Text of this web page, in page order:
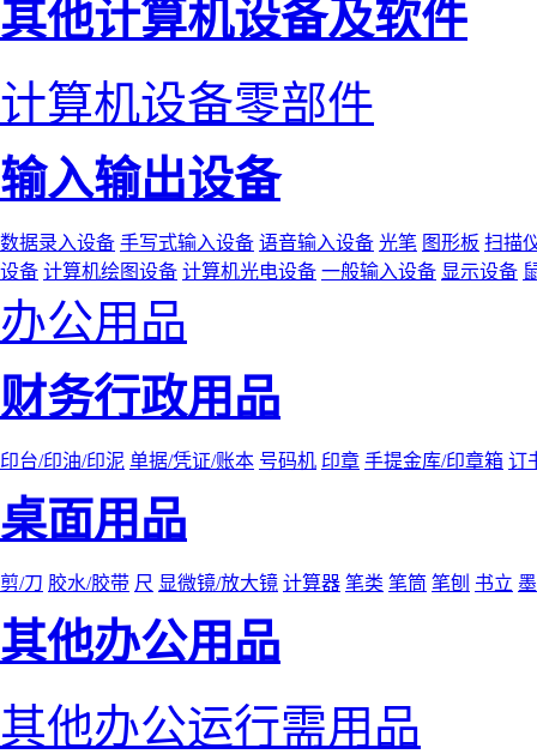
其他计算机设备及软件
计算机设备零部件
输入输出设备
数据录入设备 手写式输入设备 语音输入设备 光笔 图形板 扫描
设备 计算机绘图设备 计算机光电设备 一般输入设备 显示设备
办公用品
财务行政用品
印台/印油/印泥 单据/凭证/账本 号码机 印章 手提金库/印章箱 订
桌面用品
剪/刀 胶水/胶带 尺 显微镜/放大镜 计算器 笔类 笔筒 笔刨 书立
其他办公用品
其他办公运行需用品